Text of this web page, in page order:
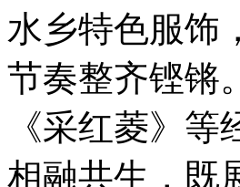
水乡特色服饰
节奏整齐铿锵
《采红菱》
相融共生，既